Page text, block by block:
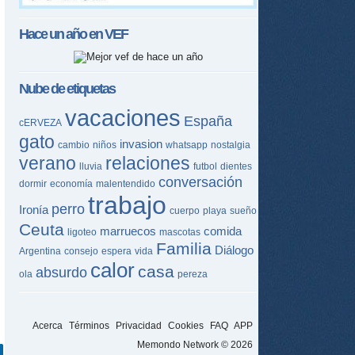
Hace un año enVEF
Nube de etiquetas
cERVEZA vacaciones España
gato cambio niños invasion whatsapp nostalgia
verano lluvia relaciones futbol dientes
dormir economía malentendido conversación
Ironía perro trabajo cuerpo playa sueño
Ceuta ligoteo marruecos mascotas comida
Argentina consejo espera vida Familia Diálogo
ola absurdo calor casa pereza
Acerca Términos Privacidad Cookies FAQ APP
Memondo Network © 2026